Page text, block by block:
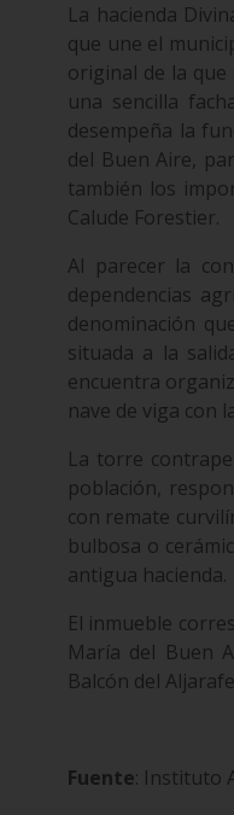
La hacienda
que une el
original de la
una sencilla
desempeña la
del Buen Aire,
también los
Calude Forestier.
Al parecer la
dependencias
denominación
situada a la
encuentra
nave de viga con
La torre
población,
con remate
bulbosa o
antigua hacienda.
El inmueble
María del Buen
Balcón del
Fuente: Instituto